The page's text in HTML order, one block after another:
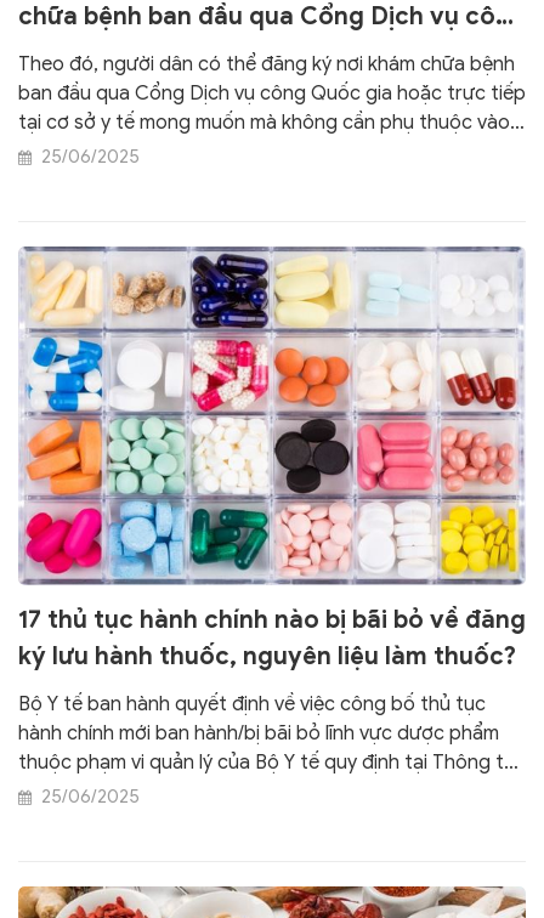
chữa bệnh ban đầu qua Cổng Dịch vụ công
Quốc gia
Theo đó, người dân có thể đăng ký nơi khám chữa bệnh
ban đầu qua Cổng Dịch vụ công Quốc gia hoặc trực tiếp
tại cơ sở y tế mong muốn mà không cần phụ thuộc vào
nơi đăng ký hộ khẩu thường trú.
25/06/2025
17 thủ tục hành chính nào bị bãi bỏ về đăng
ký lưu hành thuốc, nguyên liệu làm thuốc?
Bộ Y tế ban hành quyết định về việc công bố thủ tục
hành chính mới ban hành/bị bãi bỏ lĩnh vực dược phẩm
thuộc phạm vi quản lý của Bộ Y tế quy định tại Thông tư
số 12/2025/TT-BYT về đăng ký lưu hành thuốc, nguyên
25/06/2025